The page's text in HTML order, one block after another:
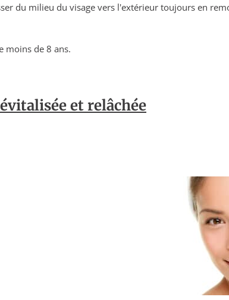
du milieu du visage vers l'extérieur toujours en
moins de 8 ans.
et relâchée